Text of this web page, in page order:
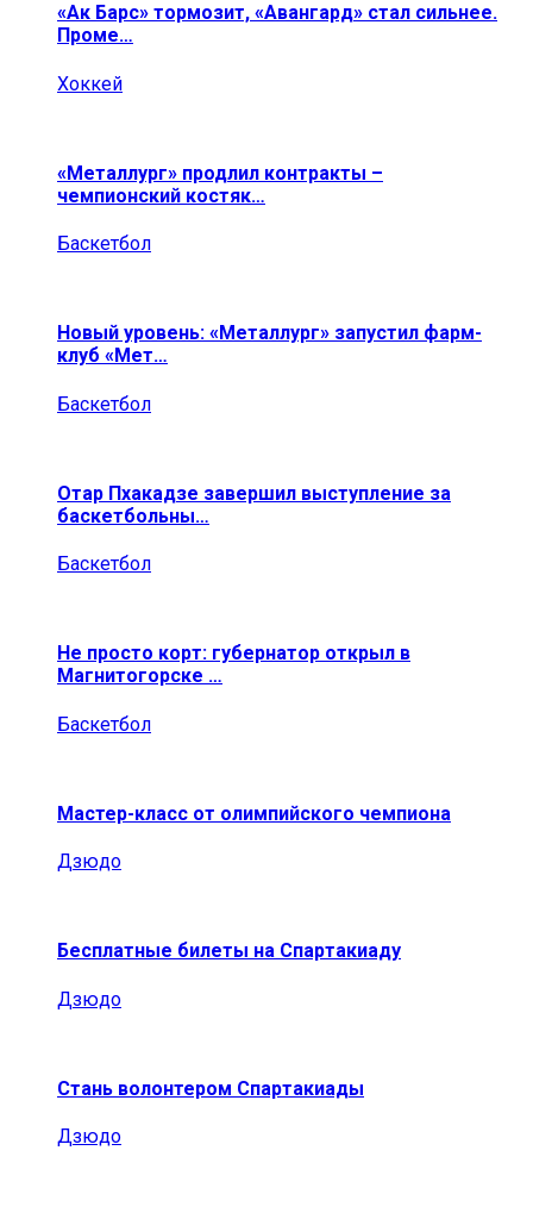
«Ак Барс» тормозит, «Авангард» стал сильнее.
Проме…
Хоккей
«Металлург» продлил контракты –
чемпионский костяк…
Баскетбол
Новый уровень: «Металлург» запустил фарм-
клуб «Мет…
Баскетбол
Отар Пхакадзе завершил выступление за
баскетбольны…
Баскетбол
Не просто корт: губернатор открыл в
Магнитогорске …
Баскетбол
Мастер-класс от олимпийского чемпиона
Дзюдо
Бесплатные билеты на Спартакиаду
Дзюдо
Стань волонтером Спартакиады
Дзюдо